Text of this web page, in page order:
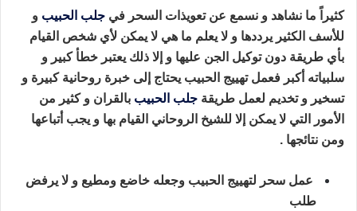
كثيراً ما نشاهد و نسمع عن تعويذات السحر في جلب الحبيب و
للأسف الكثير يرددها و لا يعلم ما هي لا يمكن لأي شخص القيام
بأي طريقة دون توكيل الجن عليها و إلا ذلك يعتبر خطأ كبير و
سلبياته أكبر فعمل تهييج الحبيب يحتاج إلى خبرة روحانية كبيرة و
تسخير و تخديم لعمل طريقة جلب الحبيب بالقران و كثير من
الأمور التي لا يمكن إلا للشيخ الروحاني القيام بها و يجب أتباعها
ومن نتائجها .
عمل سحر لتهييج الحبيب وجعله خاضع ومطيع و لا يرفض
طلب